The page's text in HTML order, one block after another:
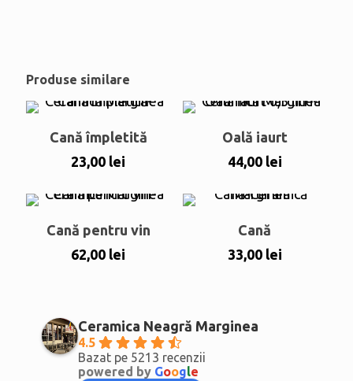
Produse similare
Cană împletită
23,00 lei
Oală iaurt
44,00 lei
Cană pentru vin
62,00 lei
Cană
33,00 lei
Ceramica Neagră Marginea
4.5
Bazat pe 5213 recenzii
powered by Google